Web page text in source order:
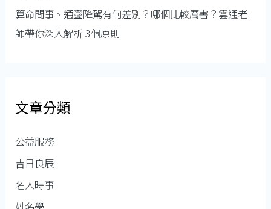
算命問事、通靈降駕有何差別？哪個比較厲害？雲通老
師帶你深入解析 3個原則
文章分類
公益服務
吉日良辰
名人時事